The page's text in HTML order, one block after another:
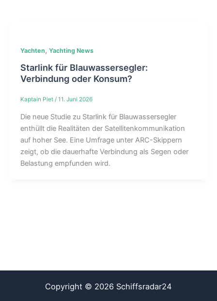
Yachten, Yachting News
Starlink für Blauwassersegler:
Verbindung oder Konsum?
Kaptain Piet / 11. Juni 2026
Die neue Studie zu Starlink für Blauwassersegler
enthüllt die Realitäten der Satellitenkommunikation
auf hoher See. Eine Umfrage unter ARC-Skippern
zeigt, ob die dauerhafte Verbindung als Segen oder
Belastung empfunden wird.
Copyright © 2026 Schiffsradar24